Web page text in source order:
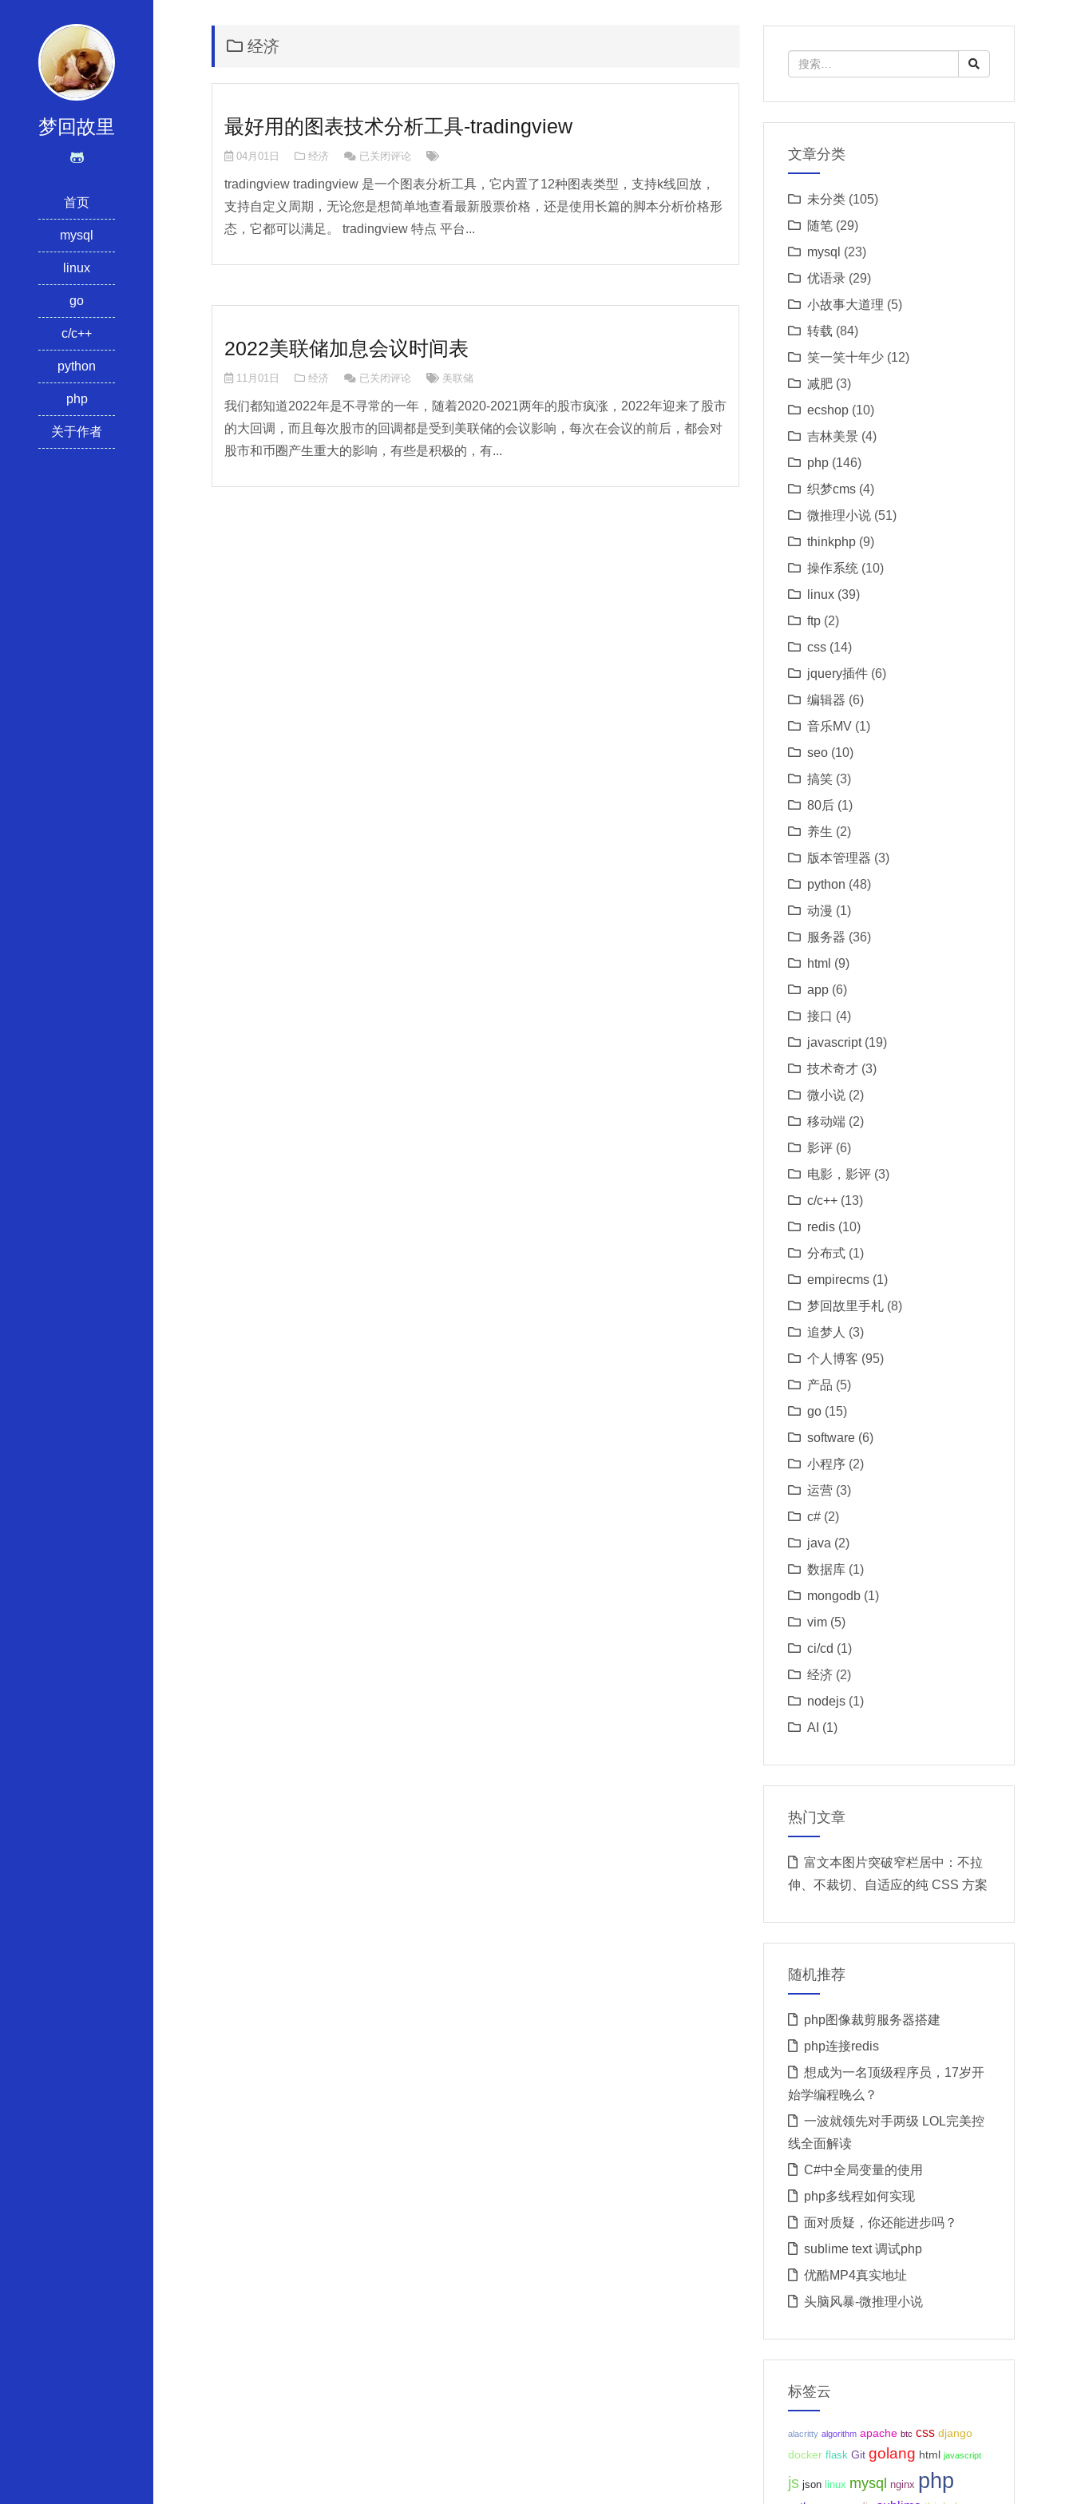
梦回故里
首页
mysql
linux
go
c/c++
python
php
关于作者
经济
最好用的图表技术分析工具-tradingview
04月01日 经济 最好用的图表技术分析工具-tradingview
已关闭评论
tradingview tradingview 是一个图表分析工具，它内置了12种图表类型，支持k线回放，
支持自定义周期，无论您是想简单地查看最新股票价格，还是使用长篇的脚本分析价格形
态，它都可以满足。 tradingview 特点 平台...
2022美联储加息会议时间表
11月01日 经济 2022美联储加息会议时间表
已关闭评论 美联储
我们都知道2022年是不寻常的一年，随着2020-2021两年的股市疯涨，2022年迎来了股市
的大回调，而且每次股市的回调都是受到美联储的会议影响，每次在会议的前后，都会对
股市和币圈产生重大的影响，有些是积极的，有...
文章分类
未分类(105)
随笔(29)
mysql (23)
优语录(29)
小故事大道理 (5)
转载 (84)
笑一笑十年少(12)
减肥(3)
ecshop(10)
吉林美景(4)
php(146)
织梦cms(4)
微推理小说(51)
thinkphp(9)
操作系统(10)
linux(39)
ftp(2)
css(14)
jquery插件(6)
编辑器 (6)
音乐MV(1)
seo(10)
搞笑(3)
80后(1)
养生 (2)
版本管理器 (3)
python (48)
动漫 (1)
服务器 (36)
html (9)
app(6)
接口 (4)
javascript(19)
技术奇才(3)
微小说(2)
移动端(2)
影评(6)
电影，影评(3)
c/c++(13)
redis(10)
分布式(1)
empirecms(1)
梦回故里手札(8)
追梦人 (3)
个人博客 (95)
产品 (5)
go(15)
software(6)
小程序(2)
运营(3)
c#(2)
java (2)
数据库(1)
mongodb(1)
vim(5)
ci/cd (1)
经济(2)
nodejs(1)
AI (1)
热门文章
富文本图片突破窄栏居中：不拉
伸、不裁切、自适应的纯 CSS 方案
随机推荐
php图像裁剪服务器搭建
php连接redis
想成为一名顶级程序员，17岁开
始学编程晚么？
一波就领先对手两级 LOL完美控
线全面解读
C#中全局变量的使用
php多线程如何实现
面对质疑，你还能进步吗？
sublime text 调试php
优酷MP4真实地址
头脑风暴-微推理小说
标签云
alacritty algorithm apache btc css django
docker flask Git golang html javascript
js json linux mysql nginx php